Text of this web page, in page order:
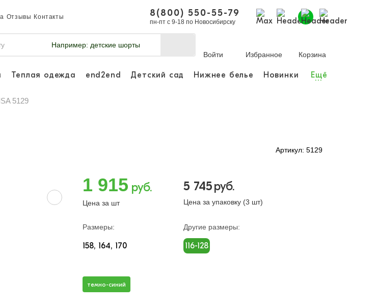
Отзывы Контакты 8(800) 550-55-79
пн-пт с 9-18 по Новосибирску
Например: детские шорты
Войти
Избранное Корзина
Теплая одежда end2end Детский сад Нижнее белье Новинки Ещё
...
5129
Артикул: 5129
1 915 руб.
Цена за шт
5 745руб.
Цена за упаковку (3 шт)
Размеры:
158 164 170
Другие размеры:
116-128
темно-синий